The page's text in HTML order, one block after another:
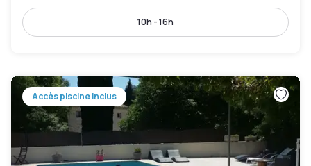
10h - 16h
Accès piscine inclus